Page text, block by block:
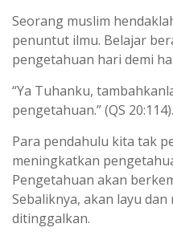
Seorang muslim
penuntut ilmu. Belajar
pengetahuan hari demi
“Ya Tuhanku,
pengetahuan.” (QS 20:114).
Para pendahulu kita tak
meningkatkan
Pengetahuan akan
Sebaliknya, akan layu
ditinggalkan.